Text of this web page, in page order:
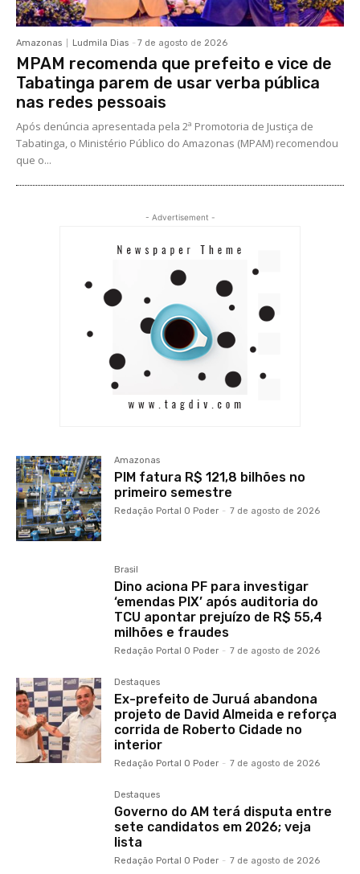
Amazonas Ludmila Dias - 7 de agosto de 2026
MPAM recomenda que prefeito e vice de
Tabatinga parem de usar verba pública
nas redes pessoais
Após denúncia apresentada pela 2ª Promotoria de Justiça de
Tabatinga, o Ministério Público do Amazonas (MPAM) recomendou
que o...
- Advertisement -
Amazonas
PIM fatura R$ 121,8 bilhões no
primeiro semestre
Redação Portal O Poder - 7 de agosto de 2026
Brasil
Dino aciona PF para investigar
‘emendas PIX’ após auditoria do
TCU apontar prejuízo de R$ 55,4
milhões e fraudes
Redação Portal O Poder - 7 de agosto de 2026
Destaques
Ex-prefeito de Juruá abandona
projeto de David Almeida e reforça
corrida de Roberto Cidade no
interior
Redação Portal O Poder - 7 de agosto de 2026
Destaques
Governo do AM terá disputa entre
sete candidatos em 2026; veja
lista
Redação Portal O Poder - 7 de agosto de 2026